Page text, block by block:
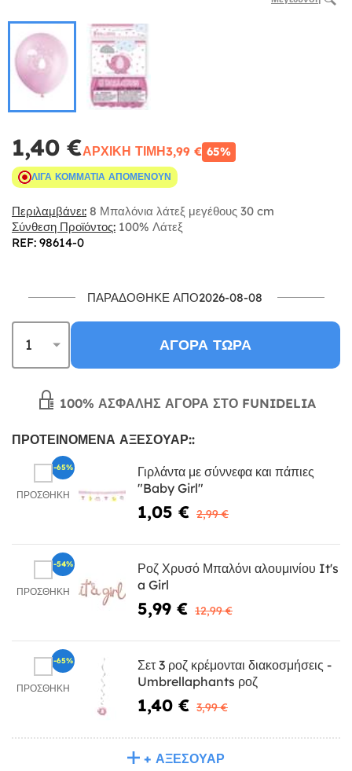
1,40 €ΑΡΧΙΚΉ ΤΙΜΉ3,99 € 65%
ΛΊΓΑ ΚΟΜΜΆΤΙΑ ΑΠΟΜΈΝΟΥΝ
Περιλαμβάνει: 8 Μπαλόνια λάτεξ μεγέθους 30 cm
Σύνθεση Προϊόντος: 100% Λάτεξ
REF: 98614-0
ΠΑΡΑΔΌΘΗΚΕ ΑΠΌ2026-08-08
ΑΓΟΡΆ ΤΏΡΑ
100% ΑΣΦΑΛΉΣ ΑΓΟΡΆ ΣΤΟ FUNIDELIA
ΠΡΟΤΕΙΝΌΜΕΝΑ ΑΞΕΣΟΥΆΡ::
ΠΡΟΣΘΉΚΗ
Γιρλάντα με σύννεφα και πάπιες
"Baby Girl"
1,05 € 2,99 €
-65%
ΠΡΟΣΘΉΚΗ
Ροζ Χρυσό Μπαλόνι αλουμινίου It's
a Girl
5,99 € 12,99 €
-54%
ΠΡΟΣΘΉΚΗ
Σετ 3 ροζ κρέμονται διακοσμήσεις -
Umbrellaphants ροζ
1,40 € 3,99 €
-65%
+ ΑΞΕΣΟΥΆΡ